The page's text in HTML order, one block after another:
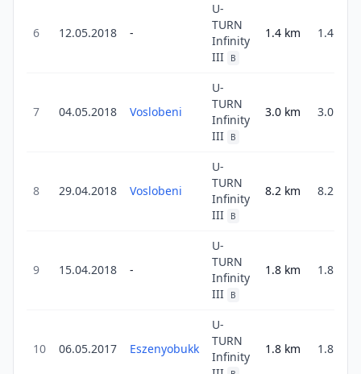
6 12.05.2018 -
U-
TURN
Infinity
III
B
1.4 km 1.4
7 04.05.2018 Voslobeni
U-
TURN
Infinity
III
B
3.0 km 3.0
8 29.04.2018 Voslobeni
U-
TURN
Infinity
III
B
8.2 km 8.2
9 15.04.2018 -
U-
TURN
Infinity
III
B
1.8 km 1.8
10 06.05.2017 Eszenyobukk
U-
TURN
Infinity
1.8 km 1.8